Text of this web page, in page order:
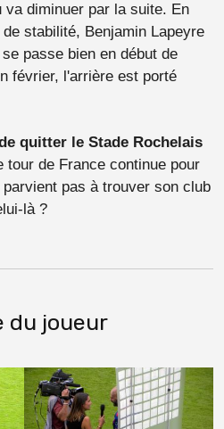
diminuer par la suite. En
stabilité, Benjamin Lapeyre
passe bien en début de
février, l'arrière est porté
quitter le Stade Rochelais
tour de France continue pour
pas à trouver son club
là ?
du joueur